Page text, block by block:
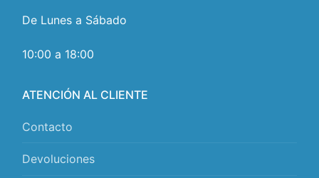
De Lunes a Sábado
10:00 a 18:00
ATENCIÓN AL CLIENTE
Contacto
Devoluciones